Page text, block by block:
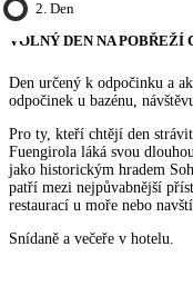
2. Den
VOLNÝ DEN NA POBŘEŽÍ
Den určený k odpočinku a
odpočinek u bazénu,
Pro ty, kteří chtějí den
Fuengirola láká svou
jako historickým hradem
patří mezi nejpůvabnější
restaurací u moře nebo
Snídaně a večeře v hotelu.